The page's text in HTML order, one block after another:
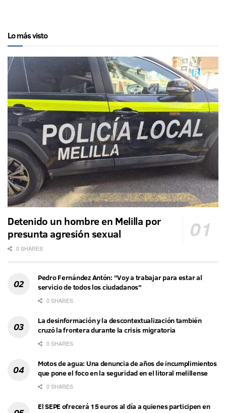
Lo más visto
Detenido un hombre en Melilla por
presunta agresión sexual
0 SHARES
Pedro Fernández Antón: "Voy a trabajar para estar al
servicio de todos los ciudadanos"
0 SHARES
La desinformación y la descontextualización también
cruzó la frontera durante la crisis migratoria
0 SHARES
Motos de agua: Una denuncia de años de incumplimientos
que pone el foco en la seguridad en el litoral melillense
0 SHARES
El SEPE ofrecerá 15 euros al día a quienes participen en